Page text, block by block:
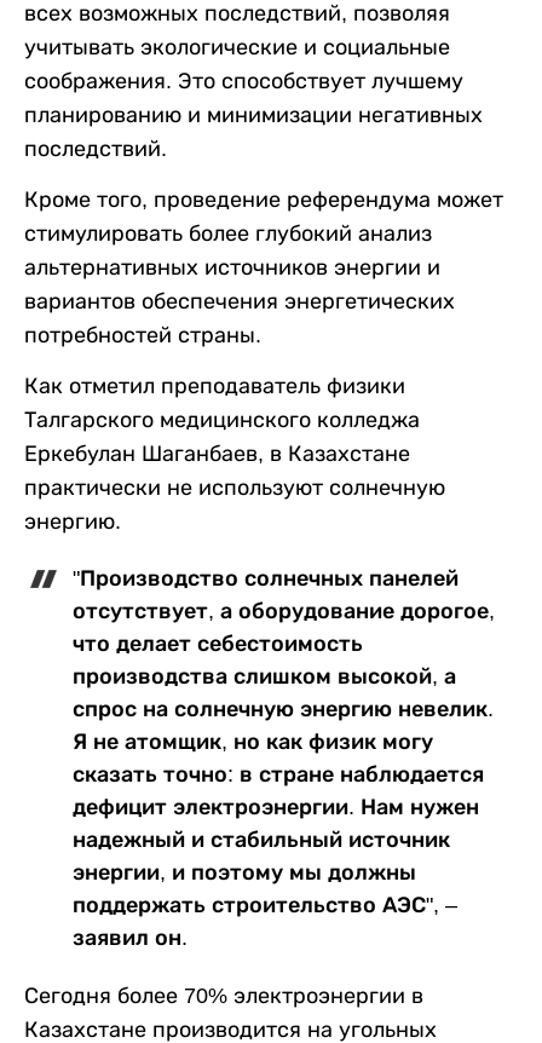
всех возможных последствий, позволяя
учитывать экологические и социальные
соображения. Это способствует лучшему
планированию и минимизации негативных
последствий.
Кроме того, проведение референдума может
стимулировать более глубокий анализ
альтернативных источников энергии и
вариантов обеспечения энергетических
потребностей страны.
Как отметил преподаватель физики
Талгарского медицинского колледжа
Еркебулан Шаганбаев, в Казахстане
практически не используют солнечную
энергию.
"Производство солнечных панелей
отсутствует, а оборудование дорогое,
что делает себестоимость
производства слишком высокой, а
спрос на солнечную энергию невелик.
Я не атомщик, но как физик могу
сказать точно: в стране наблюдается
дефицит электроэнергии. Нам нужен
надежный и стабильный источник
энергии, и поэтому мы должны
поддержать строительство АЭС", –
заявил он.
Сегодня более 70% электроэнергии в
Казахстане производится на угольных